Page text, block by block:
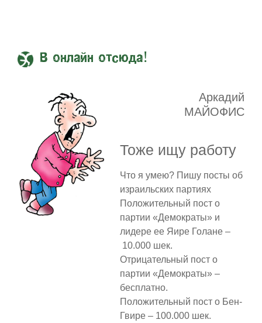
В онлайн отсюда!
Аркадий
МАЙОФИС
Тоже ищу работу
Что я умею? Пишу посты об
израильских партиях
Положительный пост о
партии «Демократы» и
лидере ее Яире Голане –
10.000 шек.
Отрицательный пост о
партии «Демократы» –
бесплатно.
Положительный пост о Бен-
Гвире – 100.000 шек.